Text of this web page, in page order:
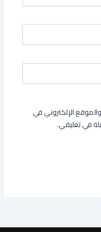
الإلكتروني في
في تعليقي.